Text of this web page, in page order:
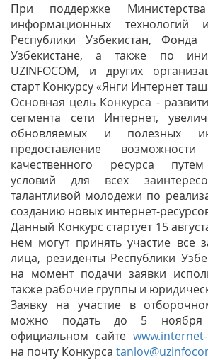
При поддержке
информационных технологий
Республики Узбекистан,
Узбекистане, а также по
UZINFOCOM, и других
старт Конкурсу «Янги Интернет
Основная цель Конкурса -
сегмента сети Интернет,
обновляемых и полезных
предоставление
качественного ресурса
условий для всех
талантливой молодежи по
созданию новых интернет-
Данный Конкурс стартует 15
нем могут принять участие все
лица, резиденты Республики
на момент подачи заявки
также рабочие группы и
Заявку на участие в
можно подать до 5
официальном сайте
на почту Конкурса